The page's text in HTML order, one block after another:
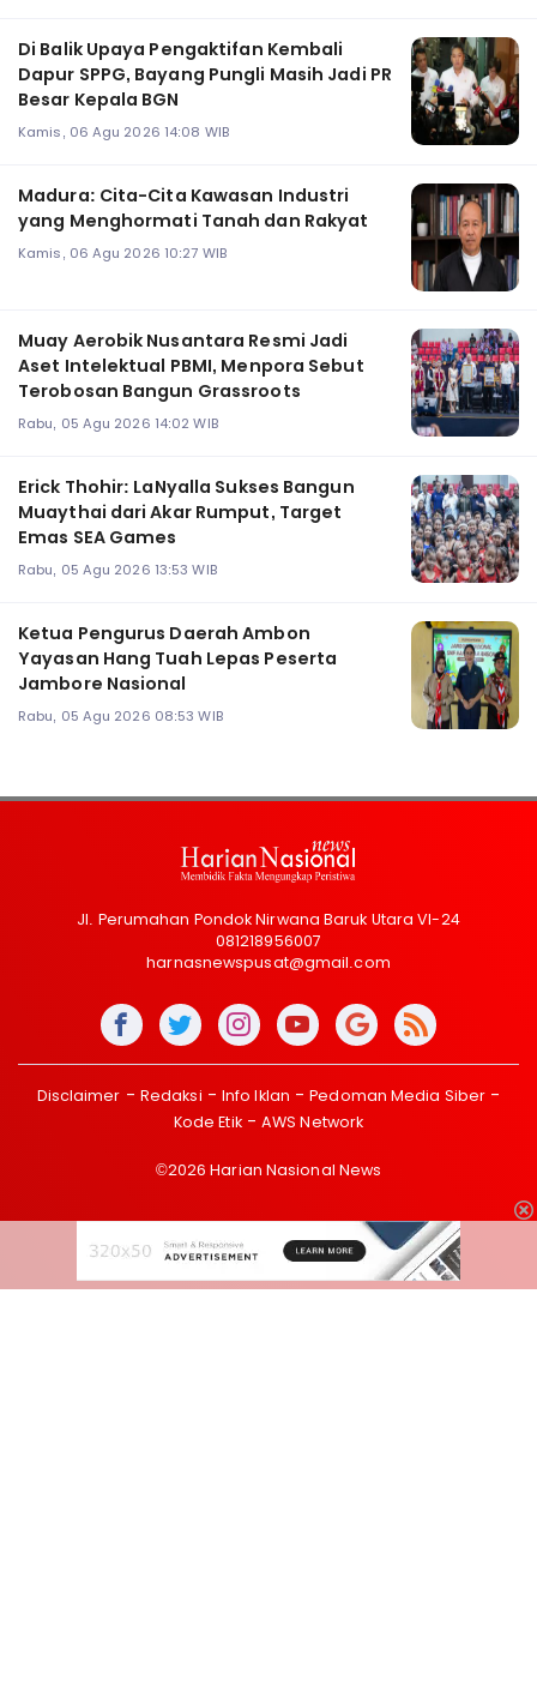
Di Balik Upaya Pengaktifan Kembali
Dapur SPPG, Bayang Pungli Masih Jadi PR
Besar Kepala BGN
Kamis, 06 Agu 2026 14:08 WIB
Madura: Cita-Cita Kawasan Industri
yang Menghormati Tanah dan Rakyat
Kamis, 06 Agu 2026 10:27 WIB
Muay Aerobik Nusantara Resmi Jadi
Aset Intelektual PBMI, Menpora Sebut
Terobosan Bangun Grassroots
Rabu, 05 Agu 2026 14:02 WIB
Erick Thohir: LaNyalla Sukses Bangun
Muaythai dari Akar Rumput, Target
Emas SEA Games
Rabu, 05 Agu 2026 13:53 WIB
Ketua Pengurus Daerah Ambon
Yayasan Hang Tuah Lepas Peserta
Jambore Nasional
Rabu, 05 Agu 2026 08:53 WIB
Jl. Perumahan Pondok Nirwana Baruk Utara VI-24
081218956007
harnasnewspusat@gmail.com
Disclaimer Redaksi Info Iklan
Pedoman Media Siber
Kode Etik
AWS Network
©2026 Harian Nasional News